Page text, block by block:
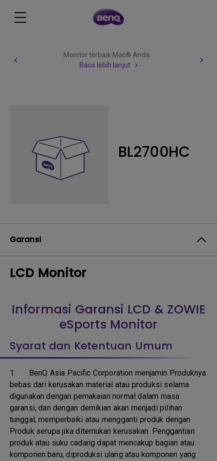
Monitor terbaik Mac® Anda
Baca lebih lanjut
BL2700HC
Garansi
LCD Monitor
Informasi Garansi LCD & ZOWIE
eSports Monitor
Syarat dan Ketentuan Umum
1. BenQ Asia Pacific Corporation menjamin Produknya
bebas dari kerusakan material atau produksi selama
digunakan dengan pemakaian normal dalam masa
garansi, dan dengan demikian akan menjadi pilihan
tunggal, memperbaiki atau mengganti produk dengan
Produk serupa jika ditemukan kerusakan. Penggantian
produk atau suku cadang dapat mencakup bagian atau
komponen baru, diproduksi ulang atau komponen yang